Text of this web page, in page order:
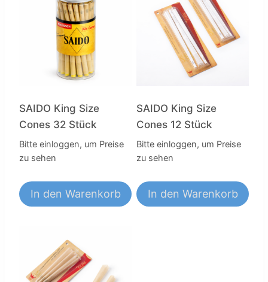
SAIDO King Size
Cones 32 Stück
Bitte einloggen, um Preise
zu sehen
In den Warenkorb
SAIDO King Size
Cones 12 Stück
Bitte einloggen, um Preise
zu sehen
In den Warenkorb